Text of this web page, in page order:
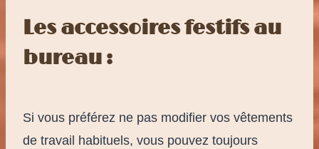
Les accessoires festifs au
bureau :
Si vous préférez ne pas modifier vos vêtements
de travail habituels, vous pouvez toujours